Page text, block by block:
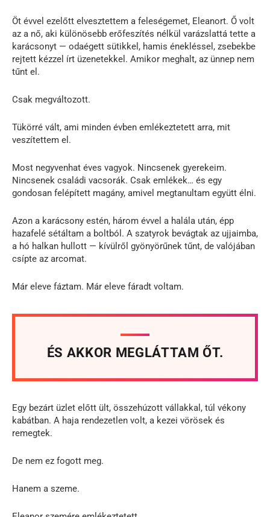
Öt évvel ezelőtt elvesztettem a feleségemet, Eleanort. Ő volt
az a nő, aki különösebb erőfeszítés nélkül varázslattá tette a
karácsonyt — odaégett sütikkel, hamis énekléssel, zsebekbe
rejtett kézzel írt üzenetekkel. Amikor meghalt, az ünnep nem
tűnt el.
Csak megváltozott.
Tükörré vált, ami minden évben emlékeztetett arra, mit
veszítettem el.
Most negyvenhat éves vagyok. Nincsenek gyerekeim.
Nincsenek családi vacsorák. Csak emlékek… és egy
gondosan felépített magány, amivel megtanultam együtt élni.
Azon a karácsony estén, három évvel a halála után, épp
hazafelé sétáltam a boltból. A szatyrok bevágtak az ujjaimba,
a hó halkan hullott — kívülről gyönyörűnek tűnt, de valójában
csípte az arcomat.
Már eleve fáztam. Már eleve fáradt voltam.
ÉS AKKOR MEGLÁTTAM ŐT.
Egy bezárt üzlet előtt ült, összehúzott vállakkal, túl vékony
kabátban. A haja rendezetlen volt, a kezei vörösek és
remegtek.
De nem ez fogott meg.
Hanem a szeme.